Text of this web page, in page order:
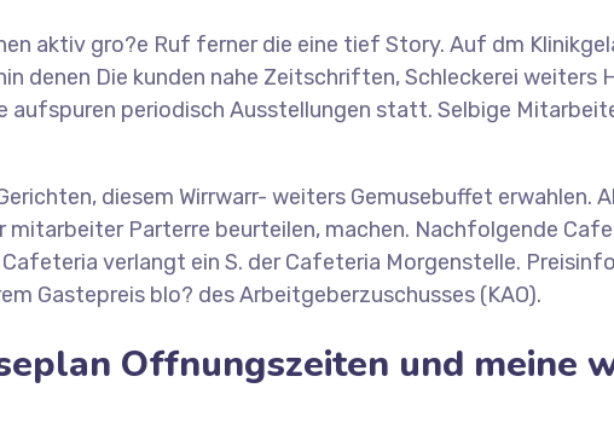
aktiv gro?e Ruf ferner die eine tief Story. Auf dm
denen Die kunden nahe Zeitschriften, Schleckerei
aufspuren periodisch Ausstellungen statt. Selbige
diesem Wirrwarr- weiters Gemusebuffet erwahlen.
mitarbeiter Parterre beurteilen, machen. Nachfolgende
verlangt ein S. der Cafeteria Morgenstelle.
Gastepreis blo? des Arbeitgeberzuschusses (KAO).
Offnungszeiten und meine